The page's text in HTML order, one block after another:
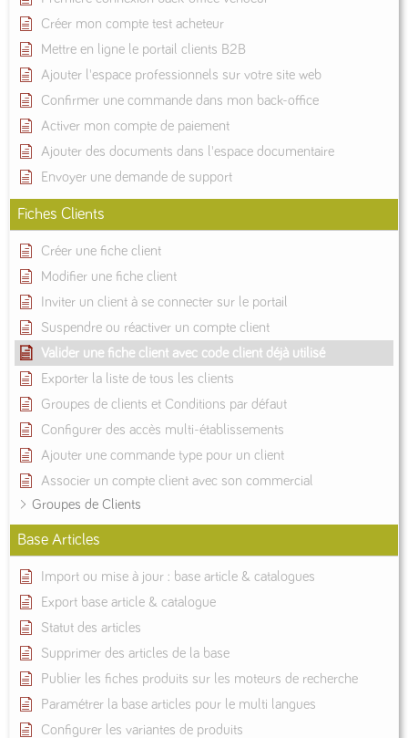
Créer mon compte test acheteur
Mettre en ligne le portail clients B2B
Ajouter l'espace professionnels sur votre site web
Confirmer une commande dans mon back-office
Activer mon compte de paiement
Ajouter des documents dans l'espace documentaire
Envoyer une demande de support
Fiches Clients
Créer une fiche client
Modifier une fiche client
Inviter un client à se connecter sur le portail
Suspendre ou réactiver un compte client
Valider une fiche client avec code client déjà utilisé
Exporter la liste de tous les clients
Groupes de clients et Conditions par défaut
Configurer des accès multi-établissements
Ajouter une commande type pour un client
Associer un compte client avec son commercial
Groupes de Clients
Base Articles
Import ou mise à jour : base article & catalogues
Export base article & catalogue
Statut des articles
Supprimer des articles de la base
Publier les fiches produits sur les moteurs de recherche
Paramétrer la base articles pour le multi langues
Configurer les variantes de produits